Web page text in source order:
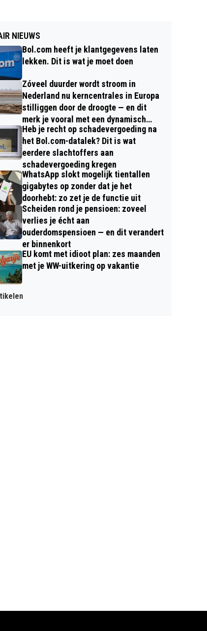
NIEUWS
Bol.com heeft je klantgegevens laten
lekken. Dit is wat je moet doen
Zóveel duurder wordt stroom in
Nederland nu kerncentrales in Europa
stilliggen door de droogte — en dit
merk je vooral met een dynamisch
contract
Heb je recht op schadevergoeding na
het Bol.com-datalek? Dit is wat
eerdere slachtoffers aan
schadevergoeding kregen
WhatsApp slokt mogelijk tientallen
gigabytes op zonder dat je het
doorhebt: zo zet je de functie uit
Scheiden rond je pensioen: zoveel
verlies je écht aan
ouderdomspensioen — en dit verandert
er binnenkort
EU komt met idioot plan: zes maanden
met je WW-uitkering op vakantie